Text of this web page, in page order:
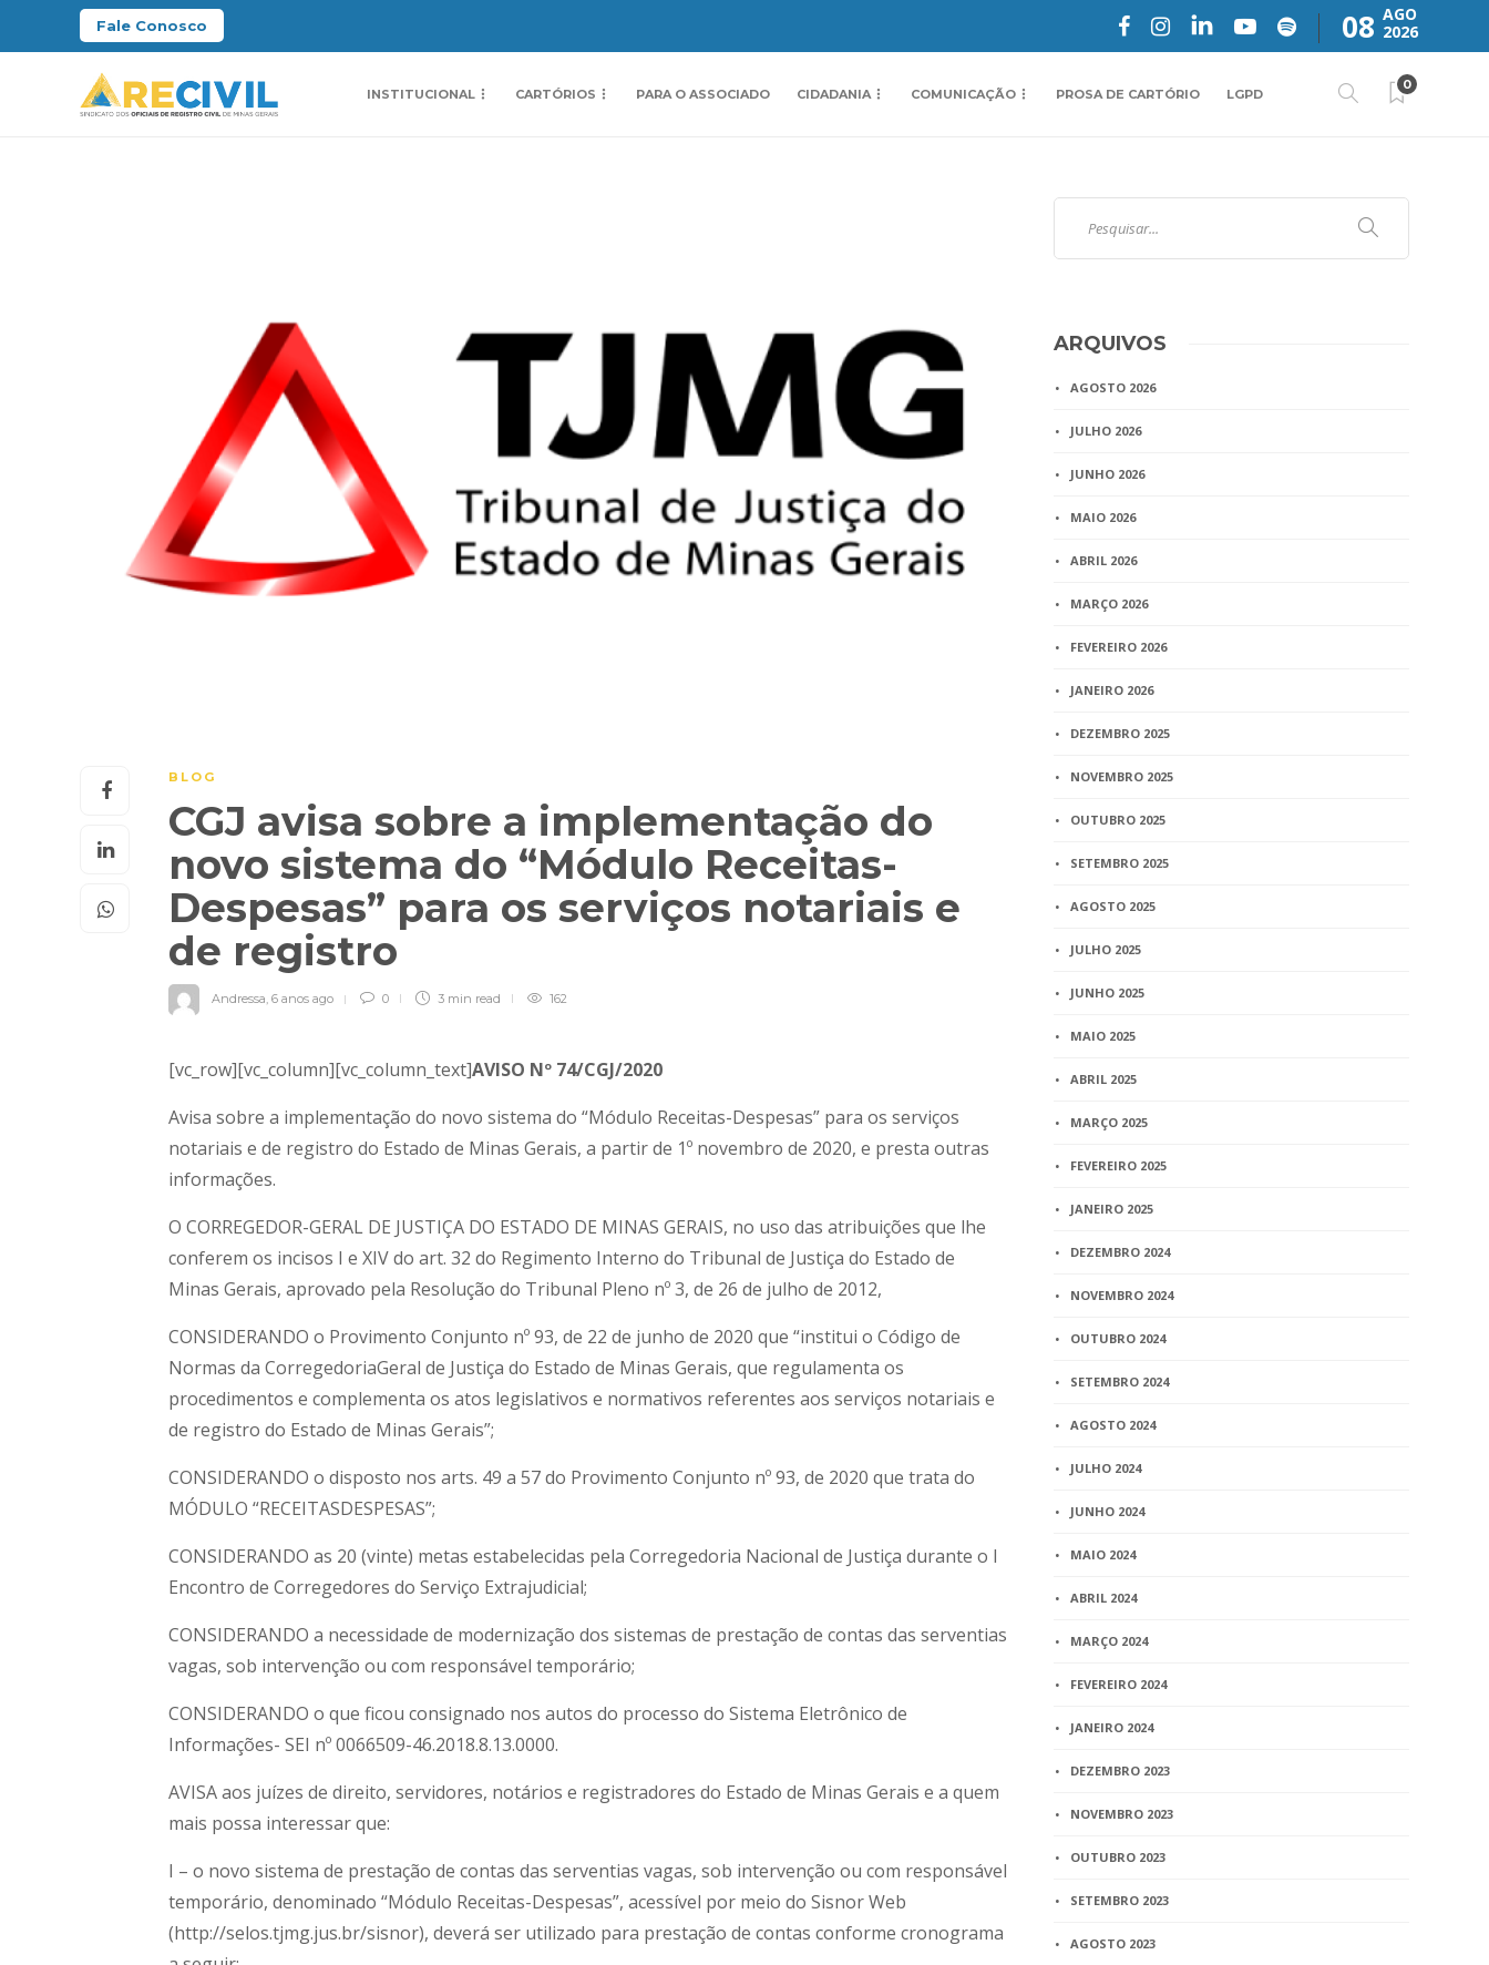
Fale Conosco 08 AGO
2026
INSTITUCIONAL CARTÓRIOS PARA O ASSOCIADO CIDADANIA COMUNICAÇÃO PROSA DE CARTÓRIO LGPD
0
BLOG
CGJ avisa sobre a implementação do
novo sistema do “Módulo Receitas-
Despesas” para os serviços notariais e
de registro
Andressa 6 anos ago 0 3 min read 162
[vc_row][vc_column][vc_column_text]AVISO Nº 74/CGJ/2020
Avisa sobre a implementação do novo sistema do “Módulo Receitas-Despesas” para os serviços
notariais e de registro do Estado de Minas Gerais, a partir de 1º novembro de 2020, e presta outras
informações.
O CORREGEDOR-GERAL DE JUSTIÇA DO ESTADO DE MINAS GERAIS, no uso das atribuições que lhe
conferem os incisos I e XIV do art. 32 do Regimento Interno do Tribunal de Justiça do Estado de
Minas Gerais, aprovado pela Resolução do Tribunal Pleno nº 3, de 26 de julho de 2012,
CONSIDERANDO o Provimento Conjunto nº 93, de 22 de junho de 2020 que “institui o Código de
Normas da CorregedoriaGeral de Justiça do Estado de Minas Gerais, que regulamenta os
procedimentos e complementa os atos legislativos e normativos referentes aos serviços notariais e
de registro do Estado de Minas Gerais”;
CONSIDERANDO o disposto nos arts. 49 a 57 do Provimento Conjunto nº 93, de 2020 que trata do
MÓDULO “RECEITASDESPESAS”;
CONSIDERANDO as 20 (vinte) metas estabelecidas pela Corregedoria Nacional de Justiça durante o I
Encontro de Corregedores do Serviço Extrajudicial;
CONSIDERANDO a necessidade de modernização dos sistemas de prestação de contas das serventias
vagas, sob intervenção ou com responsável temporário;
CONSIDERANDO o que ficou consignado nos autos do processo do Sistema Eletrônico de
Informações- SEI nº 0066509-46.2018.8.13.0000.
AVISA aos juízes de direito, servidores, notários e registradores do Estado de Minas Gerais e a quem
mais possa interessar que:
I – o novo sistema de prestação de contas das serventias vagas, sob intervenção ou com responsável
temporário, denominado “Módulo Receitas-Despesas”, acessível por meio do Sisnor Web
(http://selos.tjmg.jus.br/sisnor), deverá ser utilizado para prestação de contas conforme cronograma
ARQUIVOS
AGOSTO 2026
JULHO 2026
JUNHO 2026
MAIO 2026
ABRIL 2026
MARÇO 2026
FEVEREIRO 2026
JANEIRO 2026
DEZEMBRO 2025
NOVEMBRO 2025
OUTUBRO 2025
SETEMBRO 2025
AGOSTO 2025
JULHO 2025
JUNHO 2025
MAIO 2025
ABRIL 2025
MARÇO 2025
FEVEREIRO 2025
JANEIRO 2025
DEZEMBRO 2024
NOVEMBRO 2024
OUTUBRO 2024
SETEMBRO 2024
AGOSTO 2024
JULHO 2024
JUNHO 2024
MAIO 2024
ABRIL 2024
MARÇO 2024
FEVEREIRO 2024
JANEIRO 2024
DEZEMBRO 2023
NOVEMBRO 2023
OUTUBRO 2023
SETEMBRO 2023
AGOSTO 2023